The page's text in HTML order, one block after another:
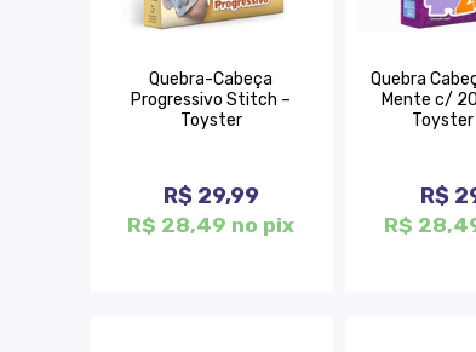
Quebra-Cabeça
Progressivo Stitch –
Toyster
R$ 29,99
R$ 28,49 no pix
Quebra
Mente c/
Toyster
R$
R$